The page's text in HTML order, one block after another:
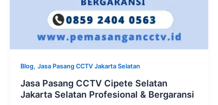
Blog, Jasa Pasang CCTV Jakarta Selatan
Jasa Pasang CCTV Cipete Selatan
Jakarta Selatan Profesional & Bergaransi